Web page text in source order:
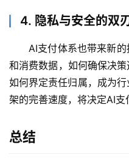
应
行
业
好
4. 隐私与安全的双
AI支付体系也带来新
和消费数据，如何确保决策
如何界定责任归属，成为
架的完善速度，将决定AI支
总结